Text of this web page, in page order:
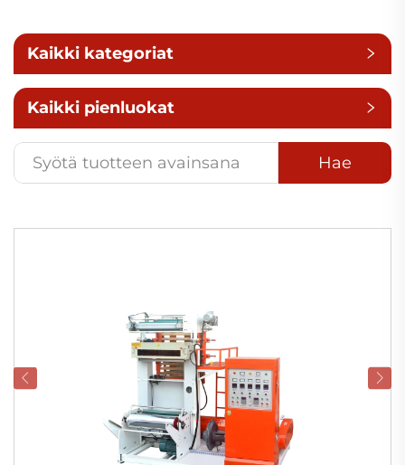
Kaikki kategoriat
Kaikki pienluokat
Hae